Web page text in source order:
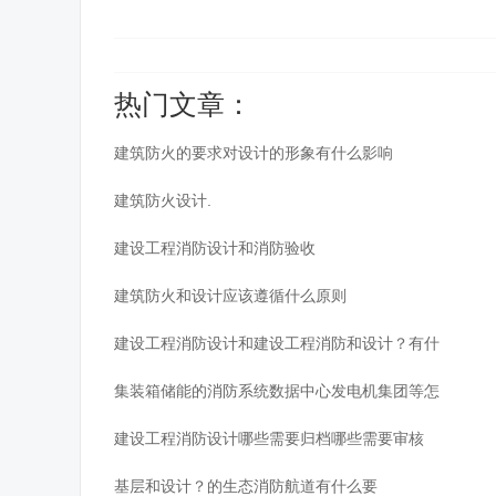
热门文章：
建筑防火的要求对设计的形象有什么影响
建筑防火设计.
建设工程消防设计和消防验收
建筑防火和设计应该遵循什么原则
建设工程消防设计和建设工程消防和设计？有什
集装箱储能的消防系统数据中心发电机集团等怎
建设工程消防设计哪些需要归档哪些需要审核
基层和设计？的生态消防航道有什么要